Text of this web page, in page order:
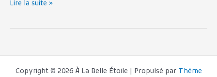
Lire la suite »
Copyright © 2026 À La Belle Étoile | Propulsé par Thème